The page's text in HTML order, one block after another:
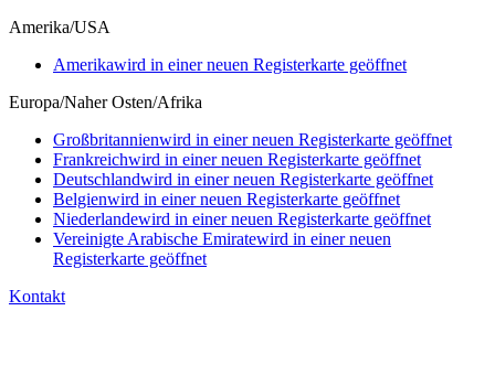
Amerika/USA
Amerikawird in einer neuen Registerkarte geöffnet
Europa/Naher Osten/Afrika
Großbritannienwird in einer neuen Registerkarte geöffnet
Frankreichwird in einer neuen Registerkarte geöffnet
Deutschlandwird in einer neuen Registerkarte geöffnet
Belgienwird in einer neuen Registerkarte geöffnet
Niederlandewird in einer neuen Registerkarte geöffnet
Vereinigte Arabische Emiratewird in einer neuen
Registerkarte geöffnet
Kontakt